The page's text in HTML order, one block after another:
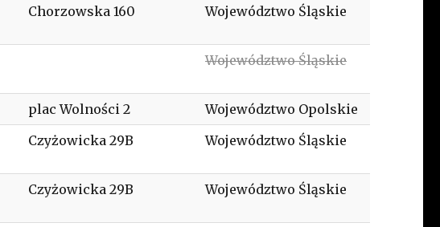
Chorzowska 160 Województwo Śląskie
Województwo Śląskie
plac Wolności 2
Województwo Opolskie
Czyżowicka 29B Województwo Śląskie
Czyżowicka 29B Województwo Śląskie